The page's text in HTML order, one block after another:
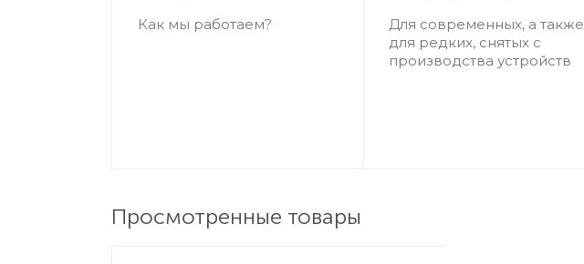
Как мы работаем?
Для современных, а также
для редких, снятых с
производства устройств
Просмотренные товары